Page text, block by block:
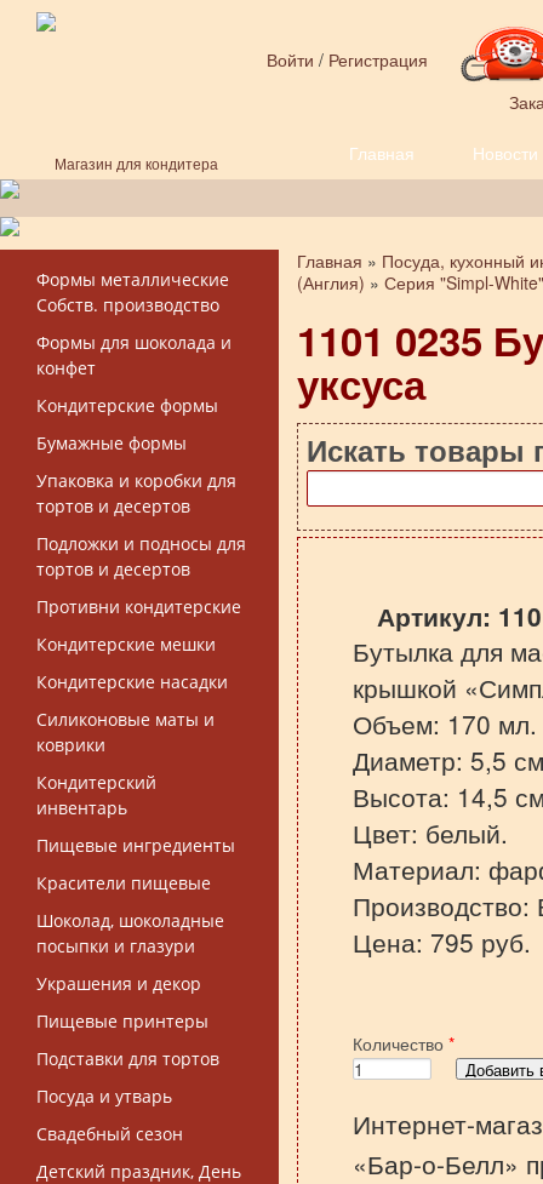
Перейти к основному содержанию
Магазин для кондитера
Войти / Регистрация
Главная Новости
Форма поиска
Формы металлические
Собств. производство
Формы для шоколада и
конфет
Кондитерские формы
Бумажные формы
Упаковка и коробки для
тортов и десертов
Подложки и подносы для
тортов и десертов
Противни кондитерские
Кондитерские мешки
Кондитерские насадки
Силиконовые маты и
коврики
Кондитерский
инвентарь
Пищевые ингредиенты
Красители пищевые
Шоколад, шоколадные
посыпки и глазури
Украшения и декор
Пищевые принтеры
Подставки для тортов
Посуда и утварь
Свадебный сезон
Детский праздник, День
Вы здесь
Главная » Посуда, кухонный
(Англия) » Серия "Simpl-White"
1101 0235
уксуса
Искать товары
Артикул:
Бутылка для
крышкой
Объем: 170 мл.
Диаметр: 5,5
Высота: 14,5
Цвет: белый.
Материал:
Производство:
Цена: 795 руб.
Количество *
Интернет-
«Бар-о-Белл»